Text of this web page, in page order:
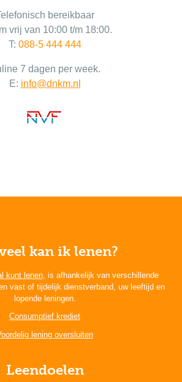
bereikbaar
vrij van 10:00 t/m 18:00.
T: 088-5 444 444
7 dagen per week.
E: info@dnkm.nl
kan ik lenen?
kunt lenen, is afhankelijk van verschillende
vast of tijdelijk dienstverband, uw leeftijd en
lopende leningen.
Consumptief krediet
lening oversluiten
Leendoelen